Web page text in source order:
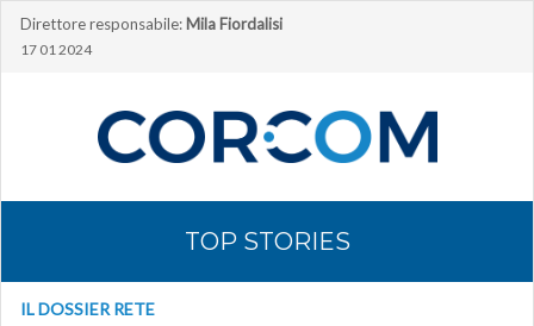
Direttore responsabile: Mila Fiordalisi
17 01 2024
TOP STORIES
IL DOSSIER RETE